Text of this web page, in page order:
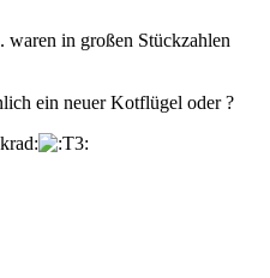
waren in großen Stückzahlen
ein neuer Kotflügel oder ?